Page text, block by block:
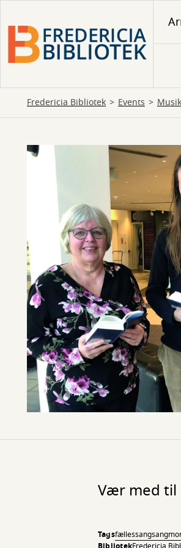
hovedindhold
Fredericia Bibliotek Events Musik
Vær med til
Tagsfællessangsang